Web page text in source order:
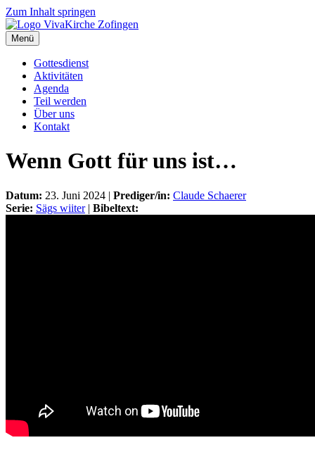
Zum Inhalt springen
Menü
Gottesdienst
Aktivitäten
Agenda
Teil werden
Über uns
Kontakt
Wenn Gott für uns ist…
Datum: 23. Juni 2024 | Prediger/in: Claude Schaerer
Serie: Sägs wiiter| Bibeltext: